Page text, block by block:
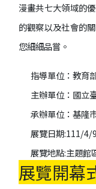
漫畫共七大領域的
的觀察以及社會的
您細細品嘗。
指導單位：教育
主辦單位：國立
承辦單位：基隆
展覽日期:111/
展覽地點:主題館
展覽開幕